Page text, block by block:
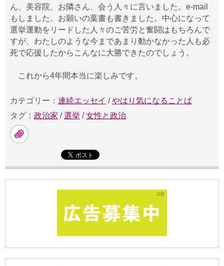
ん、美容院、お隣さん、会う人々に言いました。e-mail
もしました。お願いの葉書も書きました。中心になって
選挙運動をリードした人々のご苦労と奮闘はもちろんで
すが、わたしのような今まであまり動かなかった人も必
死で応援したからこんなに大勝できたのでしょう。
これから4年間本当に楽しみです。
カテゴリー： 連続エッセイ /やはり気になることば
タグ： 政治家 /選挙 /女性と政治